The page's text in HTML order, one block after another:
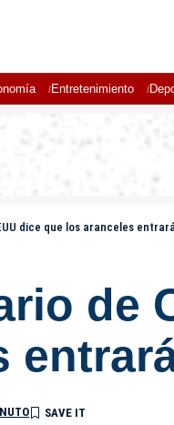
Entretenimiento
dice que los aranceles
de